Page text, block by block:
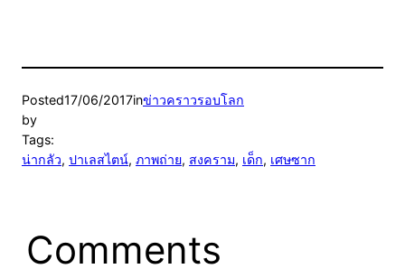
Posted17/06/2017inข่าวคราวรอบโลก
by
Tags:
น่ากลัว, ปาเลสไตน์, ภาพถ่าย, สงคราม, เด็ก, เศษซาก
Comments